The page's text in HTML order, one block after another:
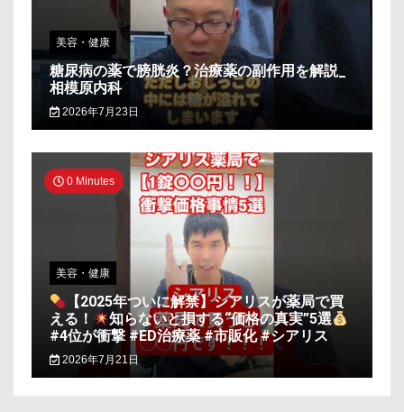
美容・健康
糖尿病の薬で膀胱炎？治療薬の副作用を解説_
相模原内科
2026年7月23日
0 Minutes
美容・健康
【2025年ついに解禁】シアリスが薬局で買
える！
知らないと損する“価格の真実”5選
#4位が衝撃 #ED治療薬 #市販化 #シアリス
2026年7月21日